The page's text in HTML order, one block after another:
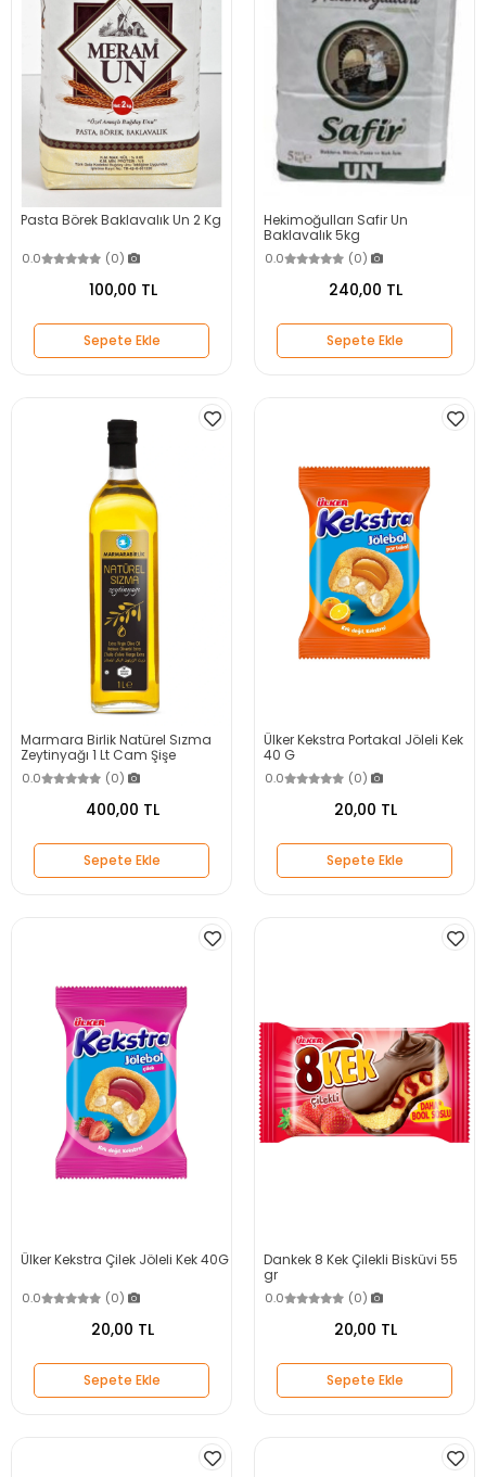
Pasta Börek Baklavalık Un 2 Kg
0.0 (0)
100,00 TL
Sepete Ekle
Hekimoğulları Safir Un
Baklavalık 5kg
0.0 (0)
240,00 TL
Sepete Ekle
Marmara Birlik Natürel Sızma
Zeytinyağı 1 Lt Cam Şişe
0.0 (0)
400,00 TL
Sepete Ekle
Ülker Kekstra Portakal Jöleli Kek
40 G
0.0 (0)
20,00 TL
Sepete Ekle
Ülker Kekstra Çilek Jöleli Kek 40G
0.0 (0)
20,00 TL
Sepete Ekle
Dankek 8 Kek Çilekli Bisküvi 55
gr
0.0 (0)
20,00 TL
Sepete Ekle